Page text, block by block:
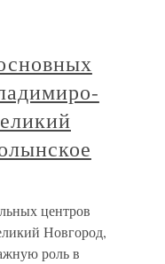
центров
Новгород,
роль в